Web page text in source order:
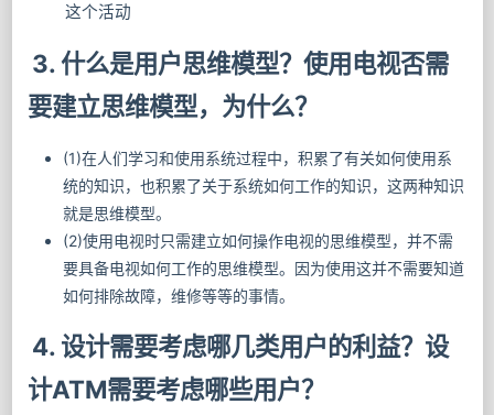
这个活动
3. 什么是用户思维模型？使用电视否需
要建立思维模型，为什么？
(1)在人们学习和使用系统过程中，积累了有关如何使用系
统的知识，也积累了关于系统如何工作的知识，这两种知识
就是思维模型。
(2)使用电视时只需建立如何操作电视的思维模型，并不需
要具备电视如何工作的思维模型。因为使用这并不需要知道
如何排除故障，维修等等的事情。
4. 设计需要考虑哪⼏类用户的利益？设
计ATM需要考虑哪些用户？